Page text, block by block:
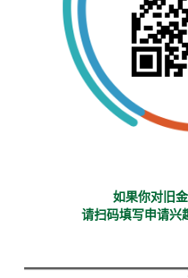
如果你对旧
请扫码填写申请兴